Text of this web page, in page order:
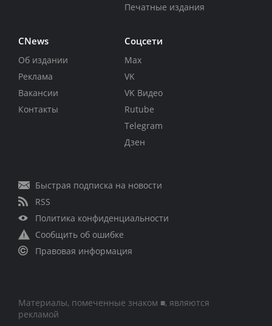
Печатные издания
CNews
Об издании
Реклама
Вакансии
Контакты
Соцсети
Max
VK
VK Видео
Rutube
Telegram
Дзен
Быстрая подписка на новости
RSS
Политика конфиденциальности
Сообщить об ошибке
Правовая информация
Материалы, помеченные знаком ■, являются
рекламой